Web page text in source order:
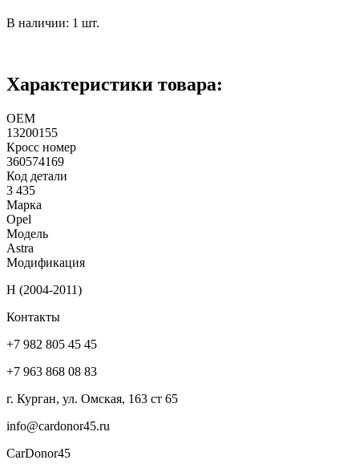
В наличии: 1 шт.
Характеристики товара:
ОЕМ
13200155
Кросс номер
360574169
Код детали
3 435
Марка
Opel
Модель
Astra
Модификация
H (2004-2011)
Контакты
+7 982 805 45 45
+7 963 868 08 83
г. Курган, ул. Омская, 163 ст 65
info@cardonor45.ru
CarDonor45